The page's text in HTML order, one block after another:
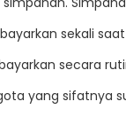
sekali
secara
yang sifatnya